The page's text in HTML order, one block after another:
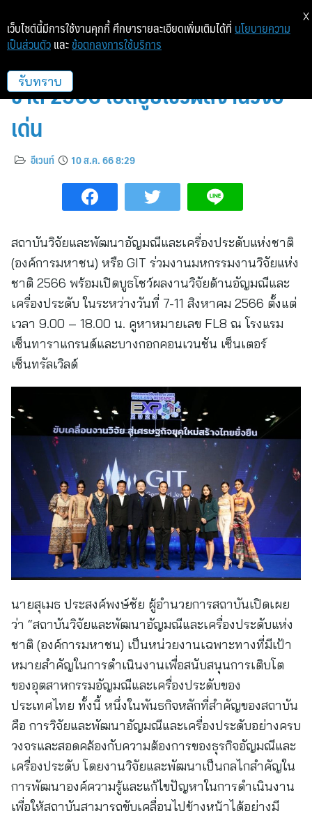
GIT ร่วมงานมหกรรมงานวิจัยแห่ง
ชาติ 2566 เปิดบูธโชว์ผลงานวิจัย
เด่น
อีเวนท์ 10 ส.ค. 66 8:29
สถาบันวิจัยและพัฒนาอัญมณีและเครื่องประดับแห่งชาติ
(องค์การมหาชน) หรือ GIT ร่วมงานมหกรรมงานวิจัยแห่ง
ชาติ 2566 พร้อมเปิดบูธโชว์ผลงานวิจัยด้านอัญมณีและ
เครื่องประดับ ในระหว่างวันที่ 7-11 สิงหาคม 2566 ตั้งแต่
เวลา 9.00 – 18.00 น. คูหาหมายเลข FL8 ณ โรงแรม
เซ็นทาราแกรนด์และบางกอกคอนเวนชัน เซ็นเตอร์
เซ็นทรัลเวิลด์
นายสุเมธ ประสงค์พงษ์ชัย ผู้อำนวยการสถาบันเปิดเผย
ว่า “สถาบันวิจัยและพัฒนาอัญมณีและเครื่องประดับแห่ง
ชาติ (องค์การมหาชน) เป็นหน่วยงานเฉพาะทางที่มีเป้า
หมายสำคัญในการดำเนินงานเพื่อสนับสนุนการเติบโต
ของอุตสาหกรรมอัญมณีและเครื่องประดับของ
ประเทศไทย ทั้งนี้ หนึ่งในพันธกิจหลักที่สำคัญของสถาบัน
คือ การวิจัยและพัฒนาอัญมณีและเครื่องประดับอย่างครบ
วงจรและสอดคล้องกับความต้องการของธุรกิจอัญมณีและ
เครื่องประดับ โดยงานวิจัยและพัฒนาเป็นกลไกสำคัญใน
การพัฒนาองค์ความรู้และแก้ไขปัญหาในการดำเนินงาน
เพื่อให้สถาบันสามารถขับเคลื่อนไปข้างหน้าได้อย่างมี
เว็บไซต์นี้มีการใช้งานคุกกี้ ศึกษารายละเอียดเพิ่มเติมได้ที่ นโยบายความ
เป็นส่วนตัว และ ข้อตกลงการใช้บริการ
รับทราบ
X